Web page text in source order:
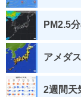
PM2.5
アメダス
2週間天